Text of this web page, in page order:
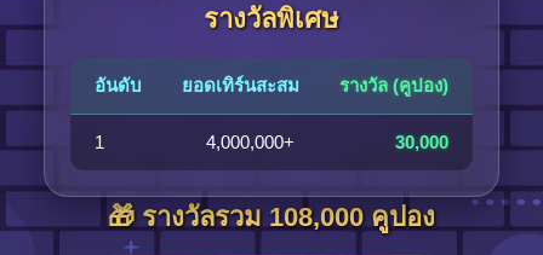
รางวัลพิเศษ
อันดับ ยอดเทิร์นสะสม รางวัล (คูปอง)
1 4,000,000+ 30,000
🎁 รางวัลรวม 108,000 คูปอง